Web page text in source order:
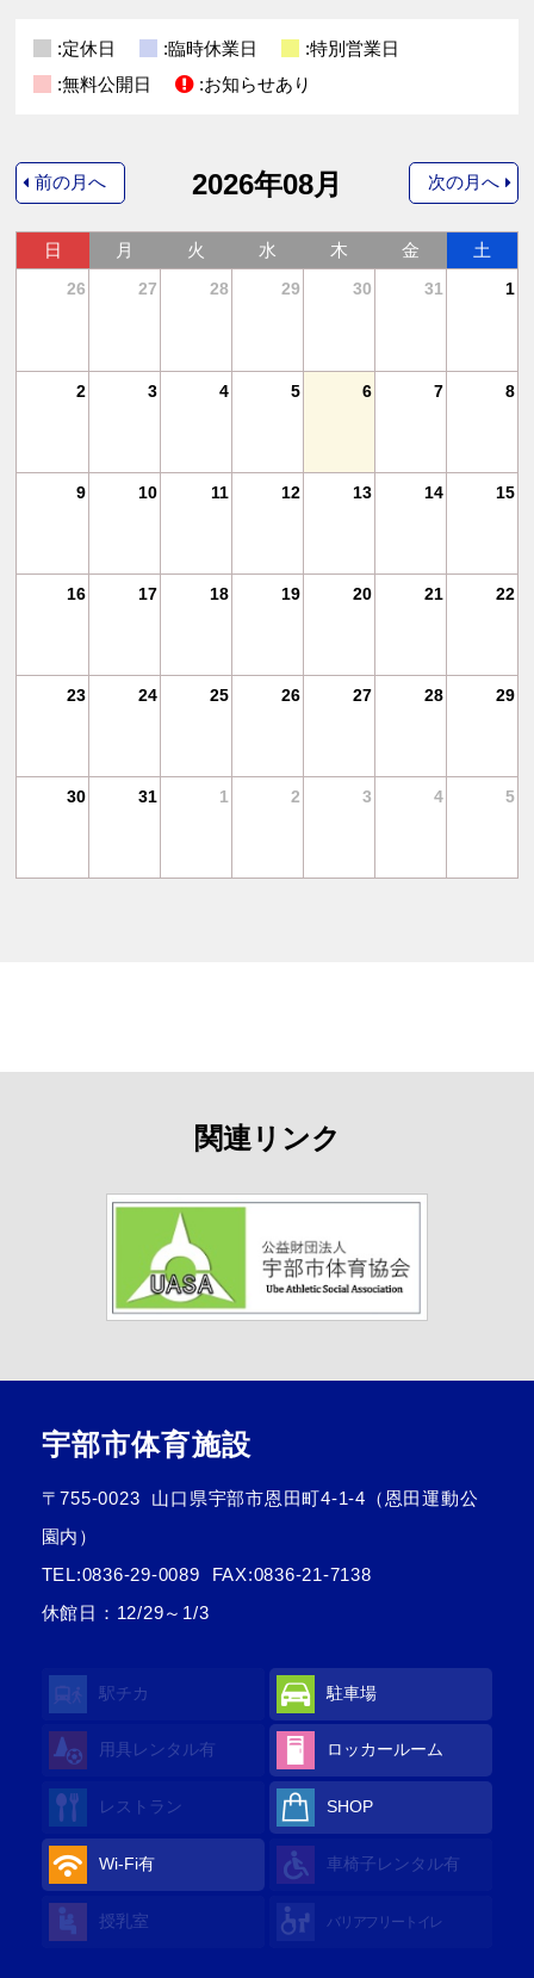
:定休日 :臨時休業日
:特別営業日
:無料公開日
:お知らせあり
前の月へ 2026年08月
日 月 火 水 木 金 土
26 27 28 29 30 31 1
2 3 4 5 6 7 8
9 10 11 12 13 14 15
16 17 18 19 20 21 22
23 24 25 26 27 28 29
30 31 1 2 3 4 5
次の月へ
関連リンク
宇部市体育施設
〒755-0023
山口県宇部市恩田町4-1-4（恩田運動公
園内）
TEL:0836-29-0089
FAX:0836-21-7138
休館日：12/29～1/3
駅チカ 駐車場
用具レンタル有 ロッカールーム
レストラン SHOP
Wi-Fi有 車椅子レンタル有
授乳室 バリアフリートイレ